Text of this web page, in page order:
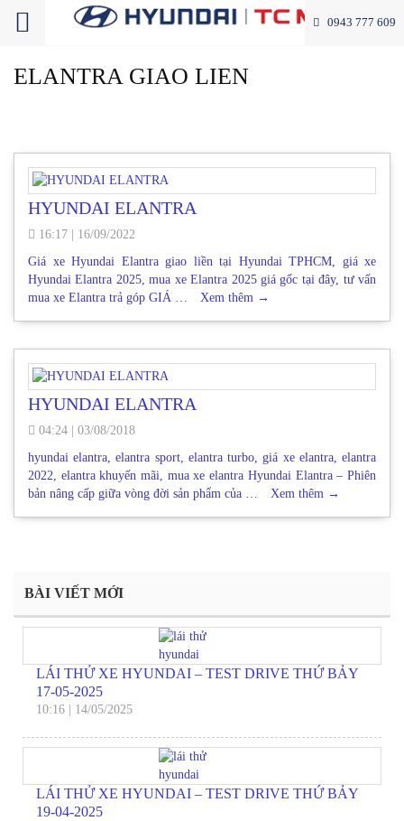
0943 777 609
ELANTRA GIAO LIEN
HYUNDAI ELANTRA
16:17
16/09/2022
Giá xe Hyundai Elantra giao liền tại Hyundai TPHCM, giá xe
Hyundai Elantra 2025, mua xe Elantra 2025 giá gốc tại đây, tư vấn
mua xe Elantra trả góp GIÁ …
Xem thêm →
HYUNDAI ELANTRA
04:24
03/08/2018
hyundai elantra, elantra sport, elantra turbo, giá xe elantra, elantra
2022, elantra khuyến mãi, mua xe elantra Hyundai Elantra – Phiên
bản nâng cấp giữa vòng đời sản phẩm của …
Xem thêm →
BÀI VIẾT MỚI
LÁI THỬ XE HYUNDAI – TEST DRIVE THỨ BẢY
17-05-2025
10:16 14/05/2025
LÁI THỬ XE HYUNDAI – TEST DRIVE THỨ BẢY
19-04-2025